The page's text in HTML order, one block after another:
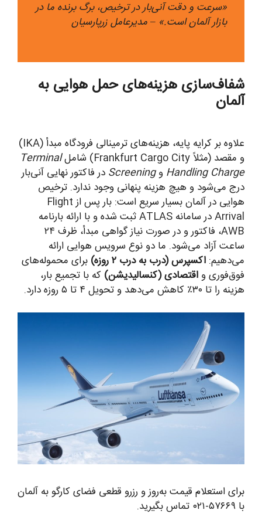
«سرعت و دقت آنی‌بار در ترخیص، برگ برنده ما در
بازار آلمان است.» – مدیرعامل زرپارسیان
شفاف‌سازی هزینه‌های حمل هوایی به
آلمان
علاوه بر کرایه پایه، هزینه‌های ترمینالی فرودگاه مبدأ (IKA)
و مقصد (مثلاً Frankfurt Cargo City) شامل
Terminal
Handling Charge وScreening در فاکتور نهایی آنی‌بار
درج می‌شود و هیچ هزینه پنهانی وجود ندارد. ترخیص
هوایی در آلمان بسیار سریع است: بار پس از Flight
Arrival در سامانه ATLAS ثبت شده و با ارائه بارنامه
AWB، فاکتور و در صورت نیاز گواهی مبدأ، ظرف ۲۴
ساعت آزاد می‌شود. ما دو نوع سرویس هوایی ارائه
می‌دهیم: اکسپرس (درب به درب ۲ روزه)
برای محموله‌های
فوق‌فوری واقتصادی (کنسالیدیشن) که با تجمیع بار،
هزینه را تا ۳۰٪ کاهش می‌دهد و تحویل ۴ تا ۵ روزه دارد.
برای استعلام قیمت به‌روز و رزرو قطعی فضای کارگو به آلمان
با ۵۷۶۶۹-۰۲۱ تماس بگیرید.